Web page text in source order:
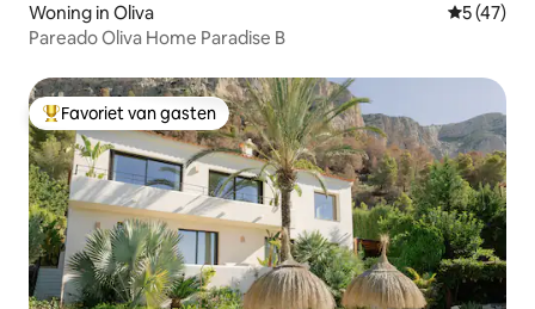
Woning in Oliva
5 (47)
Pareado Oliva Home Paradise B
Topfavoriet van gasten
Favoriet van gasten